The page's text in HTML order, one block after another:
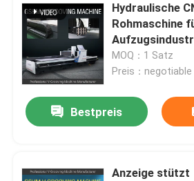
Hydraulische
Rohmaschine
MOQ：1 Satz
Preis：negotiable
Bestpreis
Anzeige stützt